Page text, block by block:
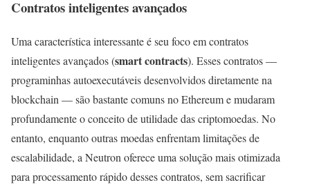
Contratos inteligentes avançados
Uma característica interessante é seu foco em contratos
inteligentes avançados (smart contracts). Esses contratos —
programinhas autoexecutáveis desenvolvidos diretamente na
blockchain — são bastante comuns no Ethereum e mudaram
profundamente o conceito de utilidade das criptomoedas. No
entanto, enquanto outras moedas enfrentam limitações de
escalabilidade, a Neutron oferece uma solução mais otimizada
para processamento rápido desses contratos, sem sacrificar